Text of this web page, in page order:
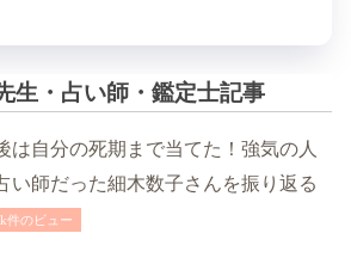
生・占い師・鑑定士記事
は自分の死期まで当てた！強気の人
い師だった細木数子さんを振り返る
件のビュー